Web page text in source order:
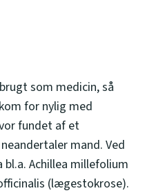
som medicin, så
for nylig med
fundet af et
mand. Ved
Achillea millefolium
(lægestokrose).